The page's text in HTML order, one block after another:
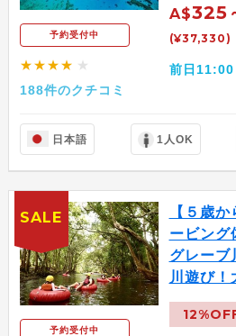
予約受付中
★★★★ ★
188件のクチコミ
A$325
(¥37,330)
前日11:00
日本語 1人OK
予約受付中
【５歳
ービング
グレーブ
川遊び！
SALE